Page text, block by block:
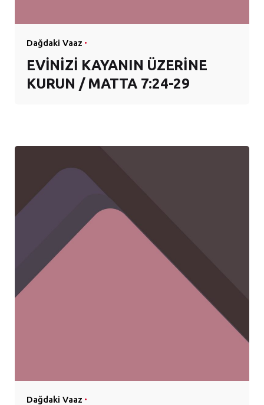
Dağdaki Vaaz
EVİNİZİ KAYANIN ÜZERİNE
KURUN / MATTA 7:24-29
Dağdaki Vaaz